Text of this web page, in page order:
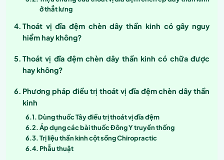
ở thắt lưng
Thoát vị đĩa đệm chèn dây thần kinh có gây nguy
hiểm hay không?
Thoát vị đĩa đệm chèn dây thần kinh có chữa được
hay không?
Phương pháp điều trị thoát vị đĩa đệm chèn dây thần
kinh
Dùng thuốc Tây điều trị thoát vị đĩa đệm
Áp dụng các bài thuốc Đông Y truyền thống
Trị liệu thần kinh cột sống Chiropractic
Phẫu thuật